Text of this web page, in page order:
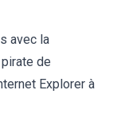
avec la
de
Explorer à